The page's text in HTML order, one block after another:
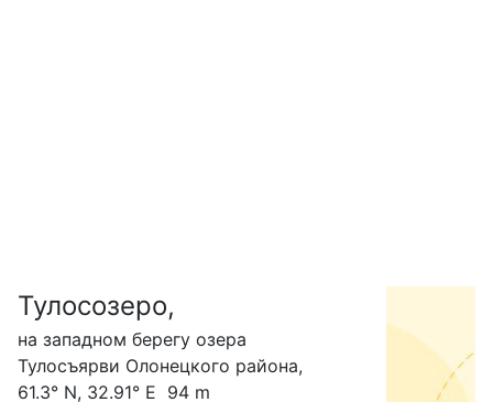
Тулосозеро,
на западном берегу озера
Тулосъярви Олонецкого района,
61.3° N, 32.91° E 94 m